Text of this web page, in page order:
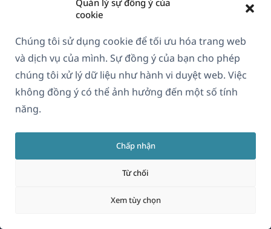
Quản lý sự đồng ý của
cookie
Chúng tôi sử dụng cookie để tối ưu hóa trang web
và dịch vụ của mình. Sự đồng ý của bạn cho phép
chúng tôi xử lý dữ liệu như hành vi duyệt web. Việc
không đồng ý có thể ảnh hưởng đến một số tính
năng.
Chấp nhận
Từ chối
Xem tùy chọn
Vietnamese
GDPR & Chính sách Bảo mật
Tham gia đội ngũ của chúng tôi(mở
mới)
trong
cửa
sổ
mới)
trong
cửa
sổ
mới)
trong
sổ